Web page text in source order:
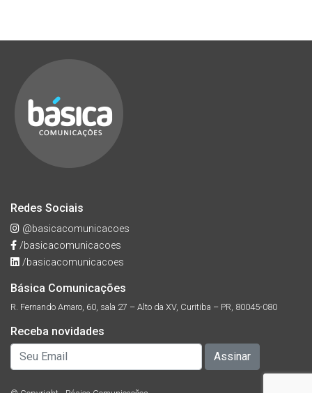
Redes Sociais
@basicacomunicacoes
/basicacomunicacoes
/basicacomunicacoes
Básica Comunicações
R. Fernando Amaro, 60, sala 27 – Alto da XV, Curitiba – PR, 80045-080
Receba novidades